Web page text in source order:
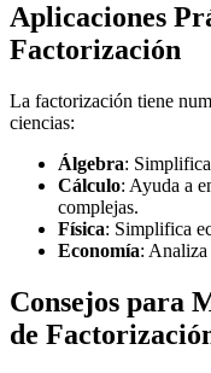
Aplicaciones
Factorización
La factorización tiene
ciencias:
Álgebra:
Cálculo: Ayuda a
complejas.
Física: Simplifica
Economía:
Consejos para
de